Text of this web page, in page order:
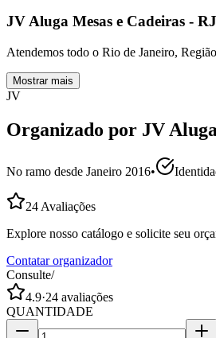
JV Aluga Mesas e Cadeiras -
Atendemos todo o Rio de Janeiro,
Mostrar mais
JV
Organizado por JV
No ramo desde Janeiro 2016•
24 Avaliações
Explore nosso catálogo e solicite seu
Contatar organizador
Consulte/
4.9·24 avaliações
QUANTIDADE